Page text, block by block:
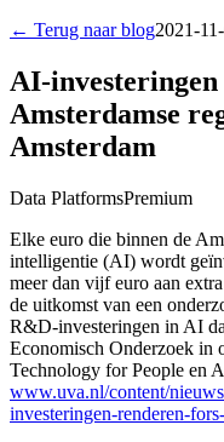
← Terug naar blog2021-
AI-
Amsterdamse
Amsterdam
Data PlatformsPremium
Elke euro die binnen de
intelligentie (AI) wordt
meer dan vijf euro aan
de uitkomst van een
R&D-investeringen in AI
Economisch Onderzoek in
Technology for People en
www.uva.nl/content/
investeringen-renderen-